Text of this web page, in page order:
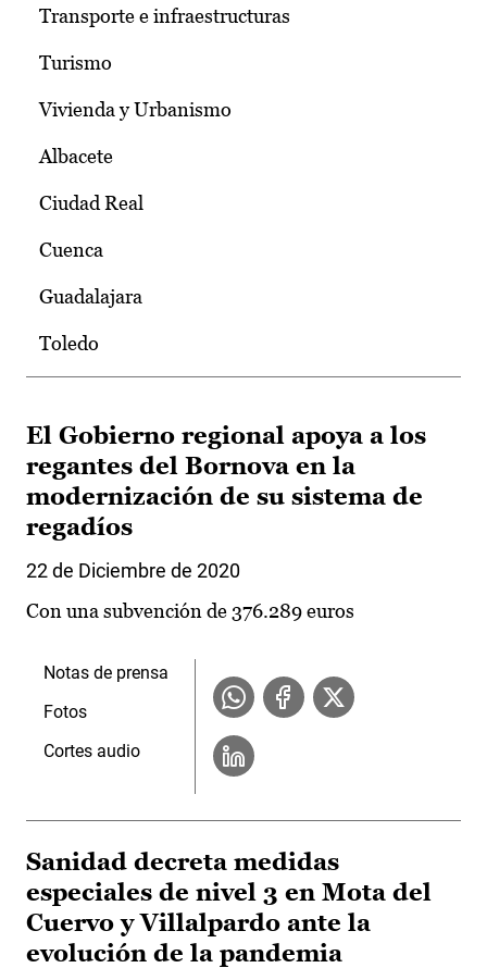
Transporte e infraestructuras
Turismo
Vivienda y Urbanismo
Albacete
Ciudad Real
Cuenca
Guadalajara
Toledo
El Gobierno regional apoya a los
regantes del Bornova en la
modernización de su sistema de
regadíos
22 de Diciembre de 2020
Con una subvención de 376.289 euros
Notas de prensa
Fotos
Cortes audio
Sanidad decreta medidas
especiales de nivel 3 en Mota del
Cuervo y Villalpardo ante la
evolución de la pandemia